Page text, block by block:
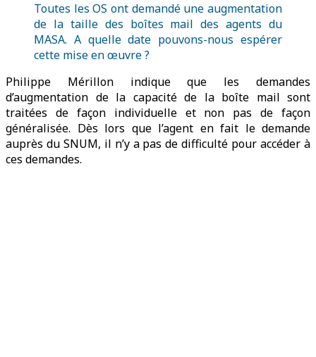
Toutes les OS ont demandé une augmentation
de la taille des boîtes mail des agents du
MASA. A quelle date pouvons-nous espérer
cette mise en œuvre ?
Philippe Mérillon indique que les demandes
d’augmentation de la capacité de la boîte mail sont
traitées de façon individuelle et non pas de façon
généralisée. Dès lors que l’agent en fait le demande
auprès du SNUM, il n’y a pas de difficulté pour accéder à
ces demandes.